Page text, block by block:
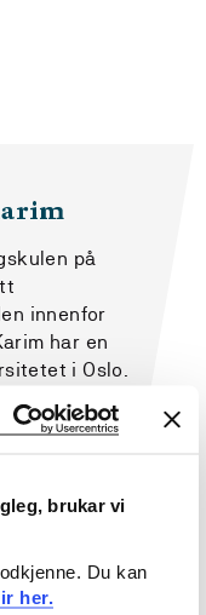
brukar vi
Du kan
her.
på
innenfor
har en
i Oslo.
identitet,
med
på
og